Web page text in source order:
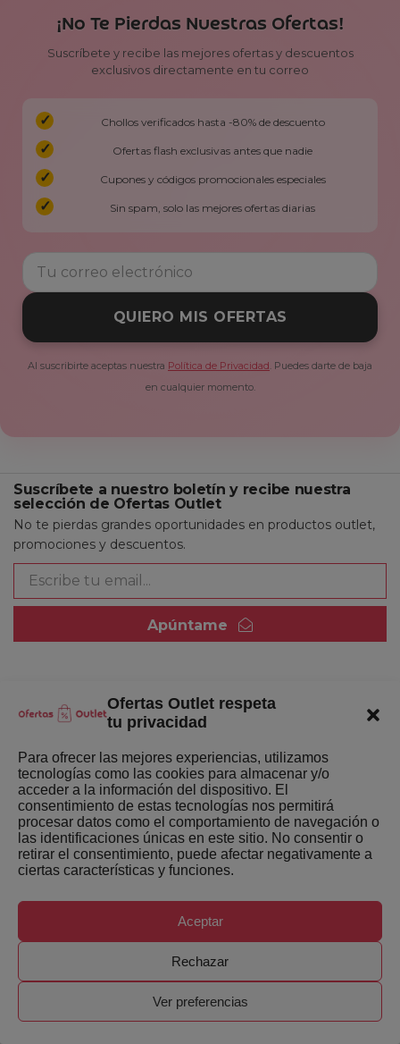
Ofertas Outlet respeta
tu privacidad
Para ofrecer las mejores experiencias, utilizamos
tecnologías como las cookies para almacenar y/o
acceder a la información del dispositivo. El
consentimiento de estas tecnologías nos permitirá
procesar datos como el comportamiento de navegación o
las identificaciones únicas en este sitio. No consentir o
retirar el consentimiento, puede afectar negativamente a
ciertas características y funciones.
Aceptar
Rechazar
Ver preferencias
¡No Te Pierdas Nuestras Ofertas!
Suscríbete y recibe las mejores ofertas y descuentos
exclusivos directamente en tu correo
Chollos verificados hasta -80% de descuento
Ofertas flash exclusivas antes que nadie
Cupones y códigos promocionales especiales
Sin spam, solo las mejores ofertas diarias
QUIERO MIS OFERTAS
Al suscribirte aceptas nuestra Política de Privacidad . Puedes darte de baja
en cualquier momento.
Suscríbete a nuestro boletín y recibe nuestra
selección de Ofertas Outlet
No te pierdas grandes oportunidades en productos outlet,
promociones y descuentos.
Apúntame
Quienes somos
Últimas Novedades
Mejores ofertas de la semana
Ofertas-Outlet.com. Todos los derechos